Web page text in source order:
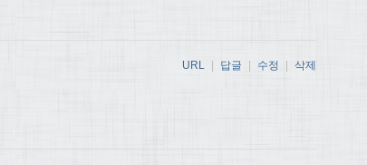
URL 답글 수정 삭제